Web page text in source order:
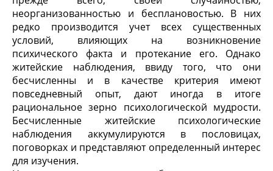
неорганизованностью и бесплано­востью. В них
редко производится учет всех существенных
условий, влияющих на возникновение
психического факта и протекание его. Однако
житейские наблюдения, ввиду того, что они
бесчисленны и в качестве критерия имеют
повседнев­ный опыт, дают иногда в итоге
рациональное зерно психоло­гической мудрости.
Бесчисленные житейские психологические
наблюдения аккумулируются в пословицах,
поговорках и представляют определенный интерес
для изучения.